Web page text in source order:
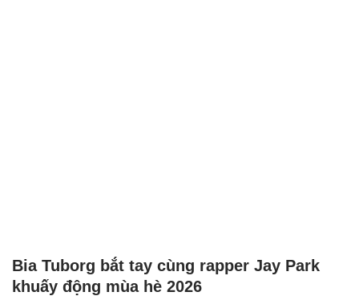
Bia Tuborg bắt tay cùng rapper Jay Park
khuấy động mùa hè 2026